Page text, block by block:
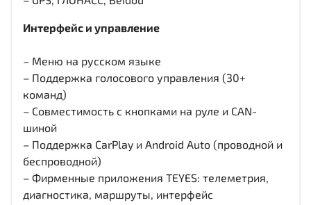
Интерфейс и управление
– Меню на русском языке
– Поддержка голосового управления (30+
команд)
– Совместимость с кнопками на руле и CAN-
шиной
– Поддержка CarPlay и Android Auto (проводной и
беспроводной)
– Фирменные приложения TEYES: телеметрия,
диагностика, маршруты, интерфейс